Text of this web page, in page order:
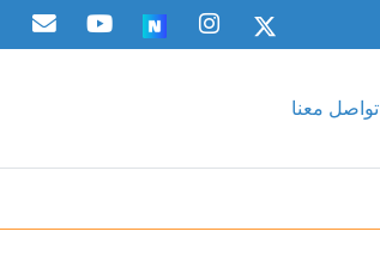
تواصل معنا